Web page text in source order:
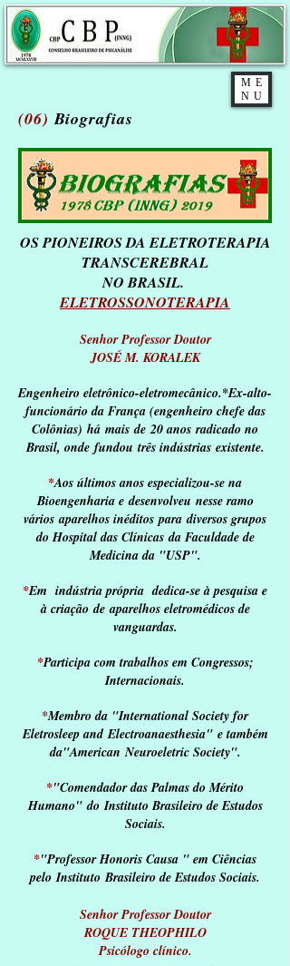
ME
NU
(06) Biografias
OS PIONEIROS DA ELETROTERAPIA
TRANSCEREBRAL
NO BRASIL.
ELETROSSONOTERAPIA
Senhor Professor Doutor
JOSÉ M. KORALEK
Engenheiro eletrônico-eletromecânico.*Ex-alto-
funcionário da França (engenheiro chefe das
Colônias) há mais de 20 anos radicado no
Brasil, onde fundou três indústrias existente.
*Aos últimos anos especializou-se na
Bioengenharia e desenvolveu nesse ramo
vários aparelhos inéditospara diversos grupos
do Hospital das Clínicas da Faculdade de
Medicina da "USP".
*Em indústria própria dedica-se à pesquisa e
à criação de aparelhos eletromédicos de
vanguardas.
*Participa com trabalhos em Congressos;
Internacionais.
*Membro da "International Society for
Eletrosleep and Electroanaesthesia" e também
da"American Neuroeletric Society".
*"Comendador das Palmas do Mérito
Humano" do Instituto Brasileiro de Estudos
Sociais.
*"Professor Honoris Causa " em Ciências
pelo Instituto Brasileiro de Estudos Sociais.
Senhor Professor Doutor
ROQUE THEOPHILO
Psicólogo clínico.